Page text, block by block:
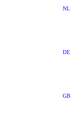
NL
DE
GB